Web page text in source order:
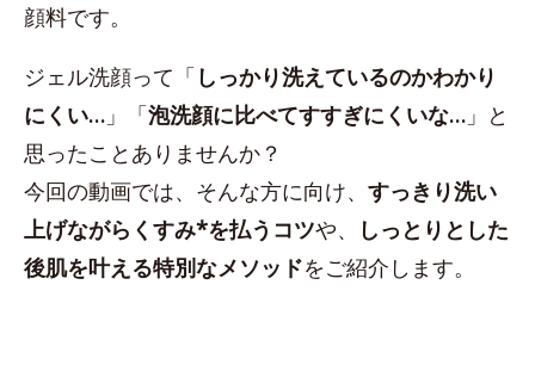
顔料です。
ジェル洗顔って「 しっかり洗えているのかわかり
にくい… 」「泡洗顔に比べてすすぎにくいな… 」と
思ったことありませんか？
今回の動画では、そんな方に向け、 すっきり洗い
上げながらくすみ*を払うコツや、
しっとりとした
後肌を叶える特別なメソッドをご紹介します。